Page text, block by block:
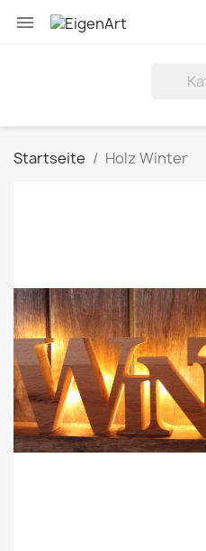

Startseite Holz Winter